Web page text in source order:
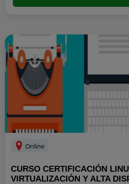
Online
CURSO CERTIFICACIÓN
VIRTUALIZACIÓN Y ALTA